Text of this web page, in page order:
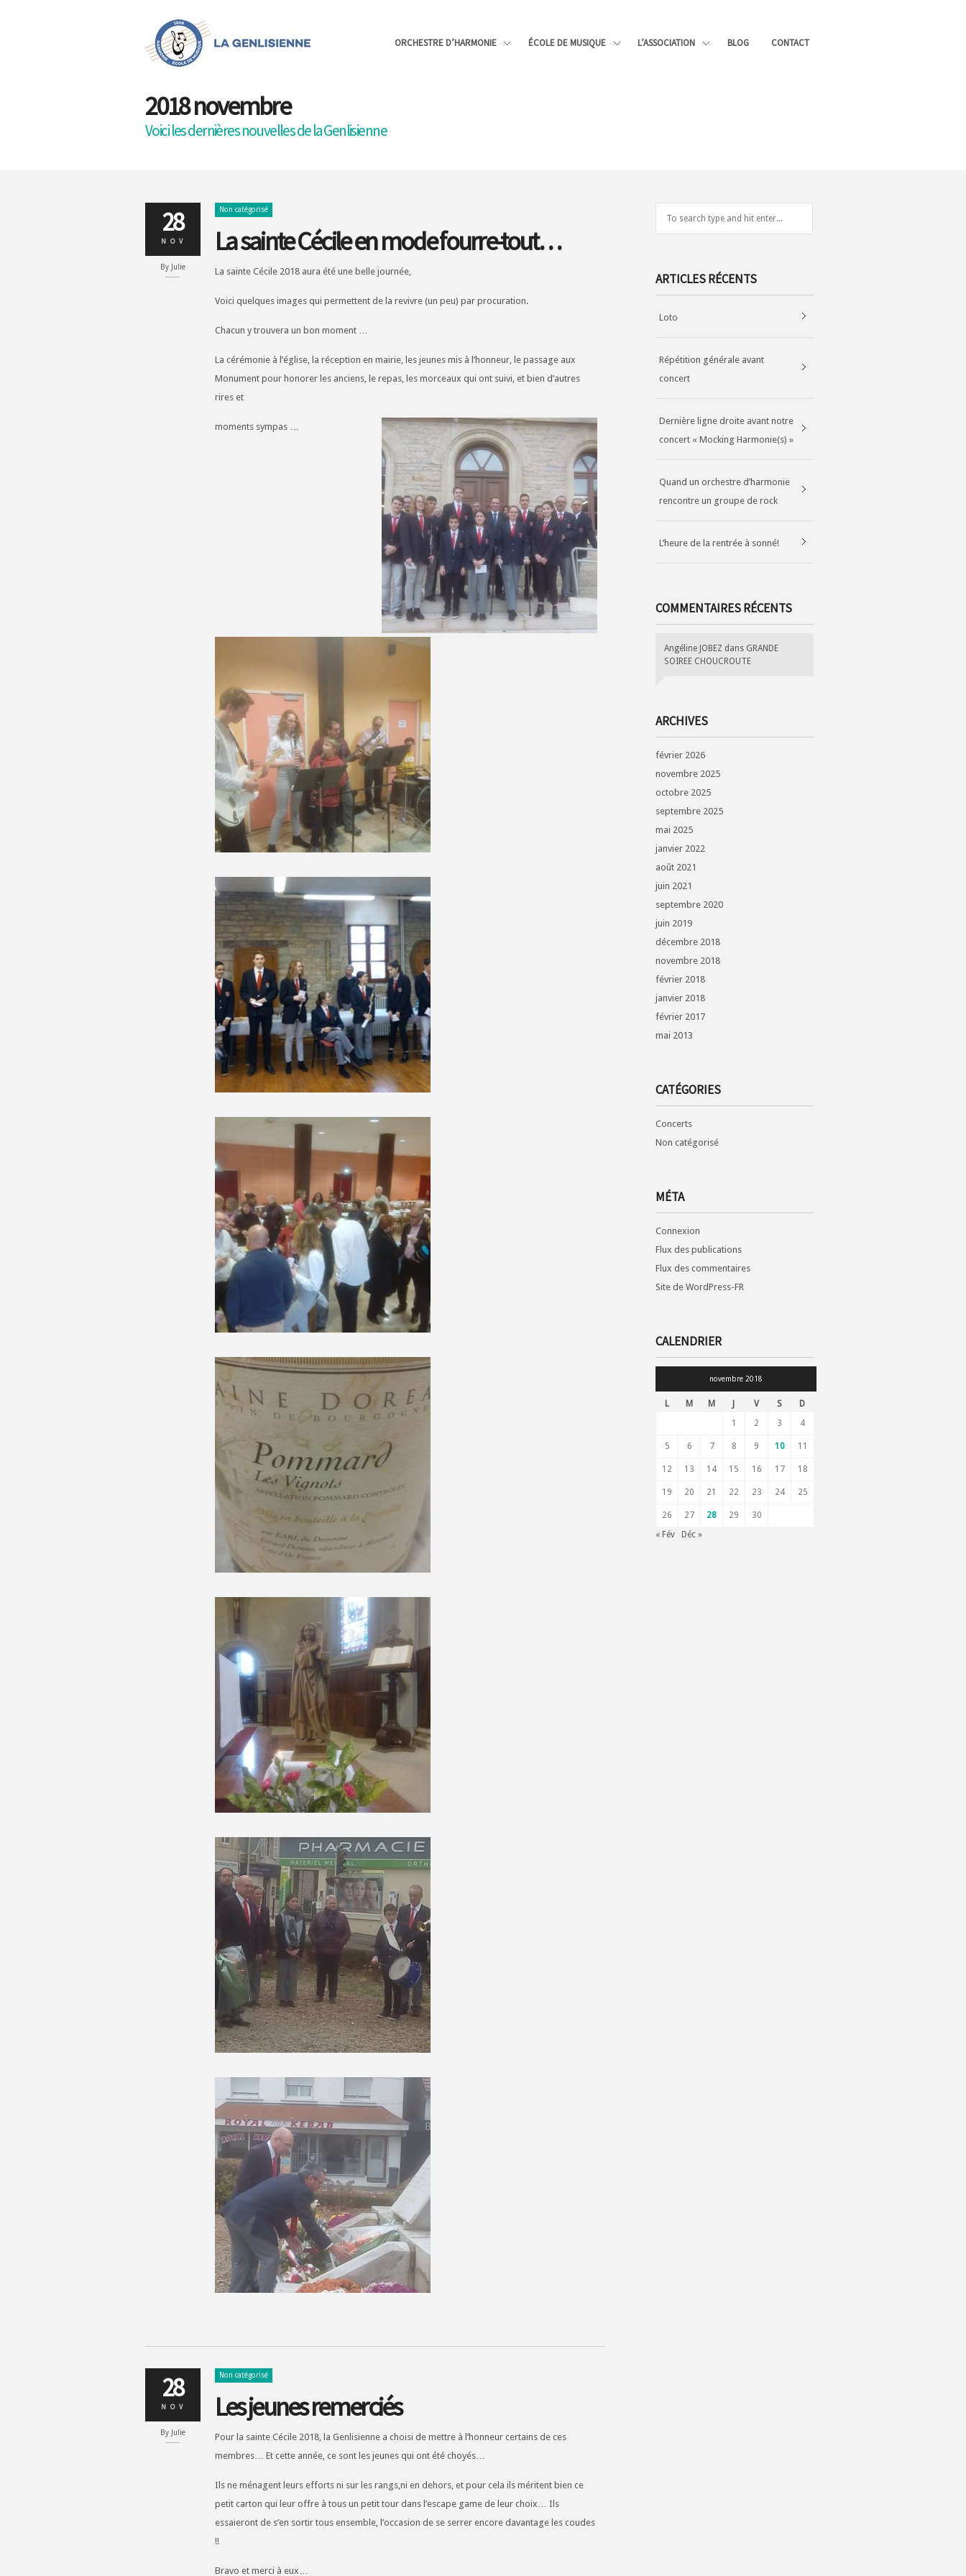
ORCHESTRE D’HARMONIE ÉCOLE DE MUSIQUE L’ASSOCIATION BLOG CONTACT
2018 novembre
Voici les dernières nouvelles de la Genlisienne
28
NOV
By Julie
Non catégorisé
La sainte Cécile en mode fourre-tout…
La sainte Cécile 2018 aura été une belle journée,
Voici quelques images qui permettent de la revivre (un peu) par procuration.
Chacun y trouvera un bon moment …
La cérémonie à l’église, la réception en mairie, les jeunes mis à l’honneur, le passage aux
Monument pour honorer les anciens, le repas, les morceaux qui ont suivi, et bien d’autres
rires et
moments sympas …
28
NOV
By Julie
Non catégorisé
Les jeunes remerciés
Pour la sainte Cécile 2018, la Genlisienne a choisi de mettre à l’honneur certains de ces
membres… Et cette année, ce sont les jeunes qui ont été choyés…
Ils ne ménagent leurs efforts ni sur les rangs,ni en dehors, et pour cela ils méritent bien ce
petit carton qui leur offre à tous un petit tour dans l’escape game de leur choix… Ils
essaieront de s’en sortir tous ensemble, l’occasion de se serrer encore davantage les coudes
!!
Bravo et merci à eux…
ARTICLES RÉCENTS
Loto
Répétition générale avant
concert
Dernière ligne droite avant notre
concert « Mocking Harmonie(s) »
Quand un orchestre d’harmonie
rencontre un groupe de rock
L’heure de la rentrée à sonné!
COMMENTAIRES RÉCENTS
Angéline JOBEZ dans GRANDE
SOIREE CHOUCROUTE
ARCHIVES
février 2026
novembre 2025
octobre 2025
septembre 2025
mai 2025
janvier 2022
août 2021
juin 2021
septembre 2020
juin 2019
décembre 2018
novembre 2018
février 2018
janvier 2018
février 2017
mai 2013
CATÉGORIES
Concerts
Non catégorisé
MÉTA
Connexion
Flux des publications
Flux des commentaires
Site de WordPress-FR
CALENDRIER
novembre 2018
L M M V S
D
1
2 3 4
5 6 7 8 9 10 11
12 13 14 15 16 17 18
19 20 21 22 23 24 25
26 27 28 29
30
« Fév
Déc »